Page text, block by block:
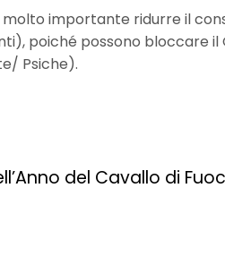
importante ridurre il
poiché possono bloccare
Psiche).
del Cavallo di